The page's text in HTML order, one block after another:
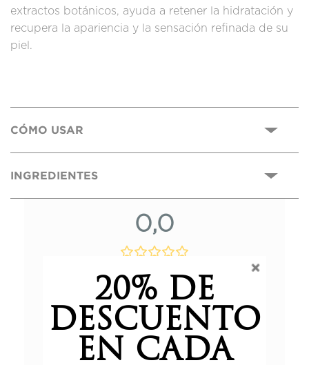
extractos botánicos, ayuda a retener la hidratación y
recupera la apariencia y la sensación refinada de su
piel.
CÓMO USAR
INGREDIENTES
0,0
5 estrellas
0%
4 estrellas
20% DE
DESCUENTO
EN CADA